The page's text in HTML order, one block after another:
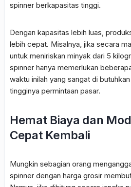
spinner berkapasitas tinggi.
Dengan kapasitas lebih luas,
lebih cepat. Misalnya, jika secara
untuk meniriskan minyak dari 5
spinner hanya memerlukan
waktu inilah yang sangat di
tingginya permintaan pasar.
Hemat Biaya dan
Cepat Kembali
Mungkin sebagian orang
spinner dengan harga grosir